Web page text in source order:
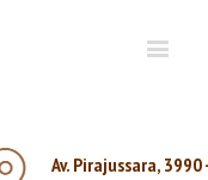
Av. Pirajussara,